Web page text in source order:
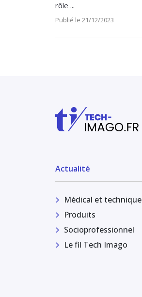
rôle ...
Publié le 21/12/2023
Actualité
Médical et technique
Produits
Socioprofessionnel
Le fil Tech Imago